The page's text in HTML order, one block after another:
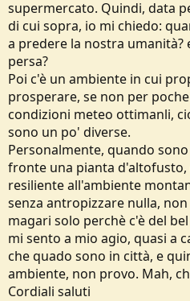
supermercato. Quindi, data
di cui sopra, io mi chiedo:
a predere la nostra umanità?
persa?
Poi c'è un ambiente in cui
prosperare, se non per
condizioni meteo ottimanli,
sono un po' diverse.
Personalmente, quando
fronte una pianta d'altofusto,
resiliente all'ambiente
senza antropizzare nulla,
magari solo perchè c'è del
mi sento a mio agio, quasi a
che quado sono in città, e
ambiente, non provo. Mah,
Cordiali saluti